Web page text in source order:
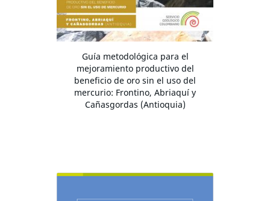
Guía metodológica para el
mejoramiento productivo del
beneficio de oro sin el uso del
mercurio: Frontino, Abriaquí y
Cañasgordas (Antioquia)